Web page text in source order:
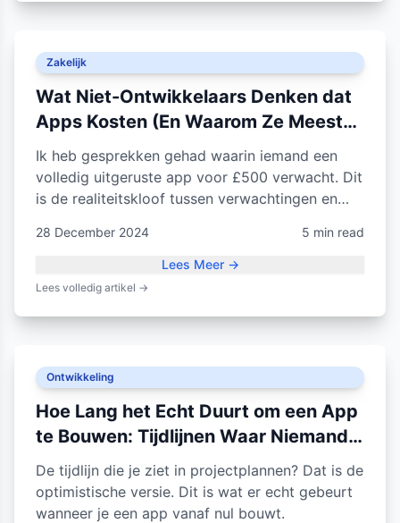
Zakelijk
Wat Niet-Ontwikkelaars Denken dat
Apps Kosten (En Waarom Ze Meestal
Verkeerd Zijn)
Ik heb gesprekken gehad waarin iemand een
volledig uitgeruste app voor £500 verwacht. Dit
is de realiteitskloof tussen verwachtingen en
28 December 2024 5 min read
Lees Meer→
Lees volledig artikel →
Ontwikkeling
Hoe Lang het Echt Duurt om een App
te Bouwen: Tijdlijnen Waar Niemand
Over Praat
De tijdlijn die je ziet in projectplannen? Dat is de
optimistische versie. Dit is wat er echt gebeurt
wanneer je een app vanaf nul bouwt.